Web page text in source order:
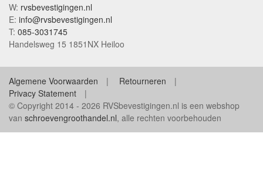
W: rvsbevestigingen.nl
E: info@rvsbevestigingen.nl
T: 085-3031745
Handelsweg 15 1851NX Heiloo
Algemene Voorwaarden
Retourneren
Privacy Statement
© Copyright 2014 - 2026 RVSbevestigingen.nl is een webshop
van schroevengroothandel.nl, alle rechten voorbehouden